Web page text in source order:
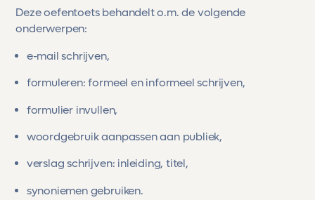
Deze oefentoets behandelt o.m. de volgende
onderwerpen:
e-mail schrijven,
formuleren: formeel en informeel schrijven,
formulier invullen,
woordgebruik aanpassen aan publiek,
verslag schrijven: inleiding, titel,
synoniemen gebruiken.